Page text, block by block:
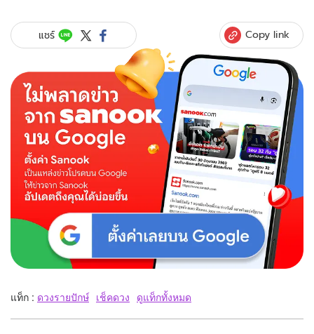
แชร์ Copy link
แท็ก : ดวงรายปักษ์ เช็คดวง ดูแท็กทั้งหมด